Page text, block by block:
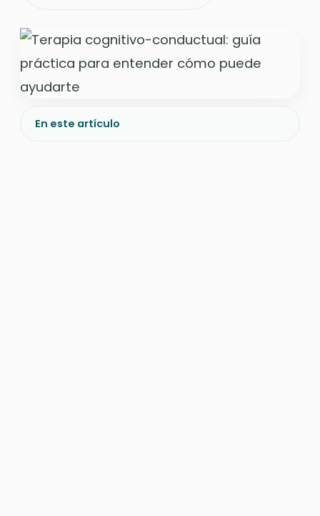
En este artículo